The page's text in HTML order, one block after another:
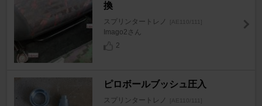
換
スプリンタートレノ [AE110/111]
Imago2さん
2
ピロボールブッシュ圧入
スプリンタートレノ [AE110/111]